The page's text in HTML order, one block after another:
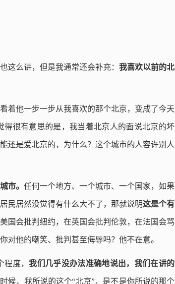
这么讲，但是我通常还会补充： 我喜欢以前的北
着他一步一步从我喜欢的那个北京，变成了今天
很有意思的是，我当着北京人的面说北京的坏
还是爱北京的，为什么？这个城市的人容许别人
市。 任何一个地方、一个城市、一个国家，如果
民居然没觉得有什么大不了，那就说明这是个有
国会批判纽约，在英国会批判伦敦，在法国会骂
对他的嘲笑、批判甚至侮辱吗？他不在意。
程度，我们几乎没办法准确地说出，我们在讲的
候，我所说的这个“北京”，是不是你所说的那个